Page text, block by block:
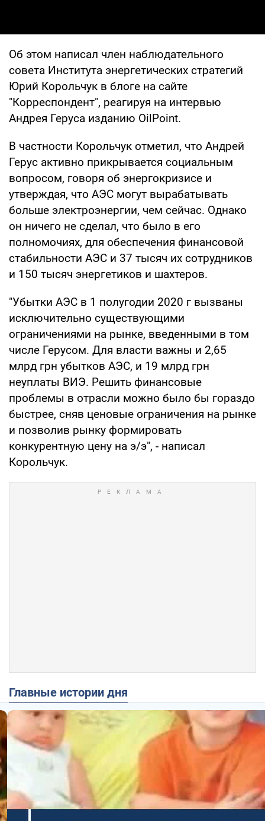
Об этом написал член наблюдательного
совета Института энергетических стратегий
Юрий Корольчук в блоге на сайте
"Корреспондент", реагируя на интервью
Андрея Геруса изданию OilPoint.
В частности Корольчук отметил, что Андрей
Герус активно прикрывается социальным
вопросом, говоря об энергокризисе и
утверждая, что АЭС могут вырабатывать
больше электроэнергии, чем сейчас. Однако
он ничего не сделал, что было в его
полномочиях, для обеспечения финансовой
стабильности АЭС и 37 тысяч их сотрудников
и 150 тысяч энергетиков и шахтеров.
"Убытки АЭС в 1 полугодии 2020 г вызваны
исключительно существующими
ограничениями на рынке, введенными в том
числе Герусом. Для власти важны и 2,65
млрд грн убытков АЭС, и 19 млрд грн
неуплаты ВИЭ. Решить финансовые
проблемы в отрасли можно было бы гораздо
быстрее, сняв ценовые ограничения на рынке
и позволив рынку формировать
конкурентную цену на э/э", - написал
Корольчук.
Главные истории дня